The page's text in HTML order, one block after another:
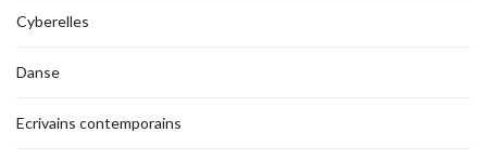
Cyberelles
Danse
Ecrivains contemporains